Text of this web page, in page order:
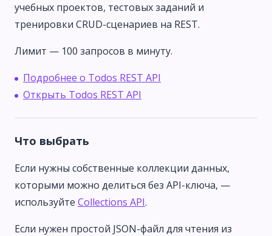
учебных проектов, тестовых заданий и
тренировки CRUD-сценариев на REST.
Лимит — 100 запросов в минуту.
Подробнее о Todos REST API
Открыть Todos REST API
Что выбрать
Если нужны собственные коллекции данных,
которыми можно делиться без API-ключа, —
используйте Collections API.
Если нужен простой JSON-файл для чтения из